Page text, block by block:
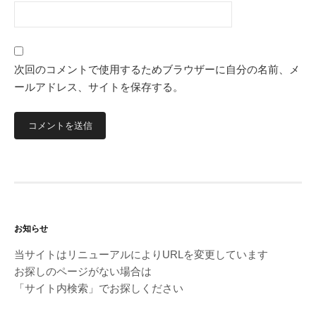
次回のコメントで使用するためブラウザーに自分の名前、メ
ールアドレス、サイトを保存する。
お知らせ
当サイトはリニューアルによりURLを変更しています
お探しのページがない場合は
「サイト内検索」でお探しください